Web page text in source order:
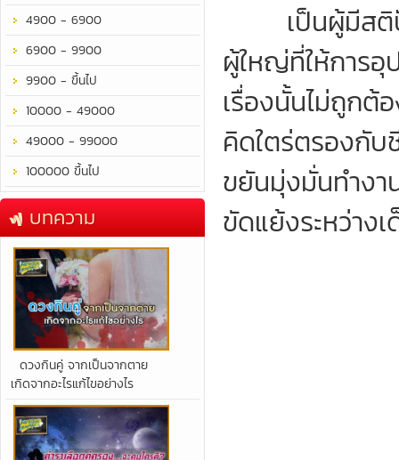
4900 - 6900
6900 - 9900
9900 - ขึ้นไป
10000 - 49000
49000 - 99000
100000 ขึ้นไป
บทความ
​ดวงกินคู่ จากเป็นจากตาย
เกิดจากอะไรแก้ไขอย่างไร
เป็นผู้มีสติปั
ผู้ใหญ่ที่ให้การอุ
เรื่องนั้นไม่ถูกต้
คิดใตร่ตรองกับ
ขยันมุ่งมั่นทำงา
ขัดแย้งระหว่าง